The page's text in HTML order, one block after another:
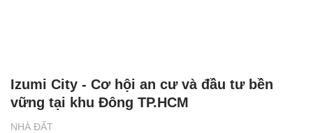
NHÀ ĐẤT
Izumi City - Cơ hội an cư và đầu tư bền
vững tại khu Đông TP.HCM